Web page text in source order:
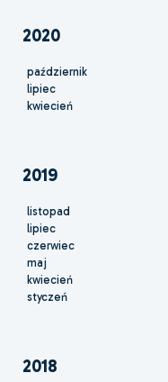
2020
październik
lipiec
kwiecień
2019
listopad
lipiec
czerwiec
maj
kwiecień
styczeń
2018